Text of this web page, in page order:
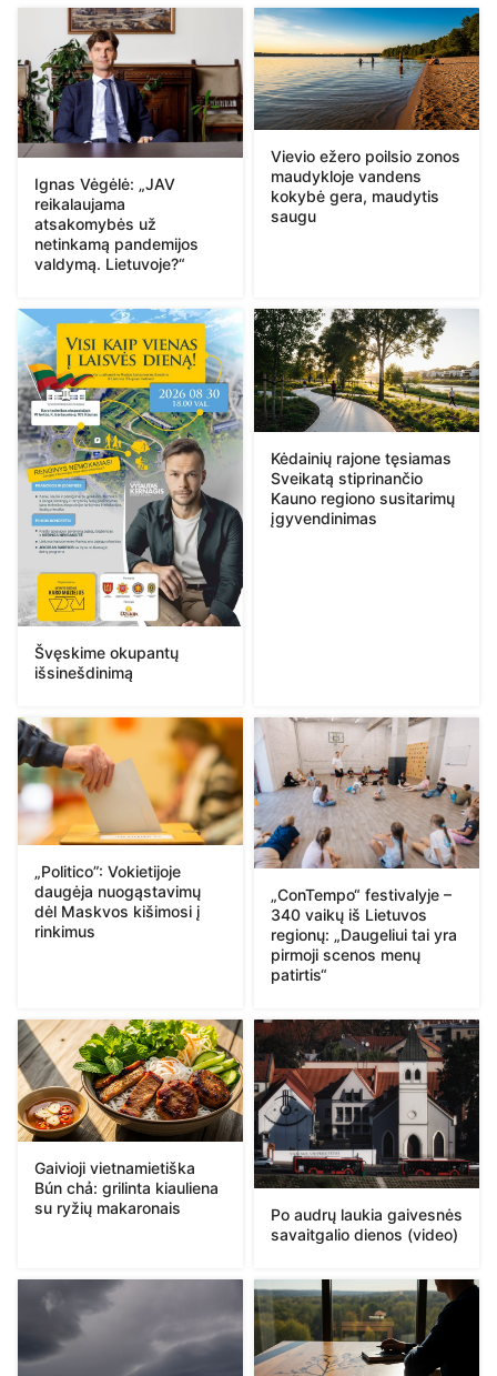
Ignas Vėgėlė: „JAV
reikalaujama
atsakomybės už
netinkamą pandemijos
valdymą. Lietuvoje?“
Vievio ežero poilsio zonos
maudykloje vandens
kokybė gera, maudytis
saugu
Švęskime okupantų
išsinešdinimą
Kėdainių rajone tęsiamas
Sveikatą stiprinančio
Kauno regiono susitarimų
įgyvendinimas
„Politico”: Vokietijoje
daugėja nuogąstavimų
dėl Maskvos kišimosi į
rinkimus
„ConTempo“ festivalyje –
340 vaikų iš Lietuvos
regionų: „Daugeliui tai yra
pirmoji scenos menų
patirtis“
Gaivioji vietnamietiška
Bún chả: grilinta kiauliena
su ryžių makaronais
Po audrų laukia gaivesnės
savaitgalio dienos (video)